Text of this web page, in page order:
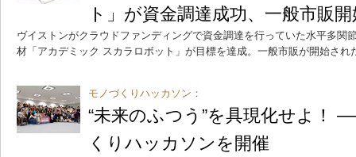
ト」が資金調達成功、一般市販開
ヴイストンがクラウドファンディングで資金調達を行っていた水平多関
材「アカデミック スカラロボット」が目標を達成。一般市販が開始され
モノづくりハッカソン：
“未来のふつう”を具現化せよ！
くりハッカソンを開催